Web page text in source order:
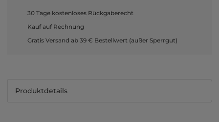
30 Tage kostenloses Rückgaberecht
Kauf auf Rechnung
Gratis Versand ab 39 € Bestellwert (außer Sperrgut)
Produktdetails